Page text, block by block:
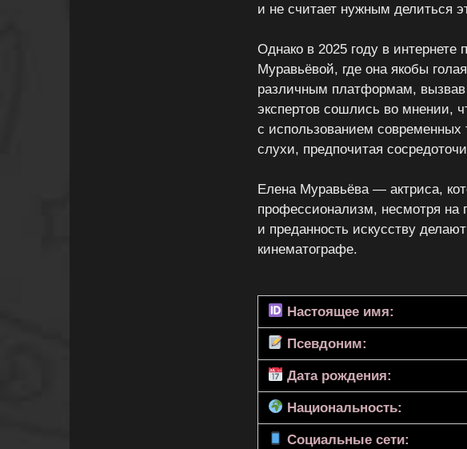
и не считает нужным делиться
Однако в 2025 году в
Муравьёвой, где она якобы
различным платформам,
экспертов сошлись во мнении,
с использованием современных
слухи, предпочитая
Елена Муравьёва — актриса,
профессионализм, несмотря на
и преданность искусству
кинематографе.
Настоящее имя:
Псевдоним:
Дата рождения:
Национальность:
Социальные сети: